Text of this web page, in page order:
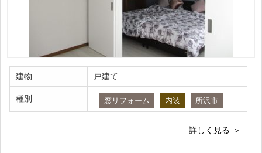
建物 戸建て
種別 窓リフォーム 内装 所沢市
詳しく見る